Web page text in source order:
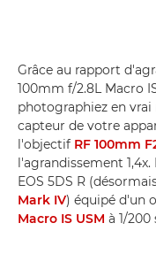
Grâce au rapport
100mm f/2.8L Macro
photographiez en
capteur de votre
l'objectif RF 100mm
l'agrandissement
EOS 5DS R
Mark IV) équipé d'un
Macro IS USM à 1/